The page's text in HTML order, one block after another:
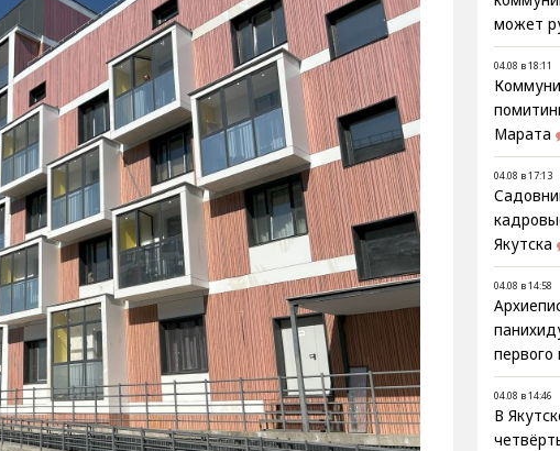
может
04.08 в 18:11
Марата
04.08 в 17:13
Якутска
04.08 в 14:58
первого
04.08 в 14:46
В